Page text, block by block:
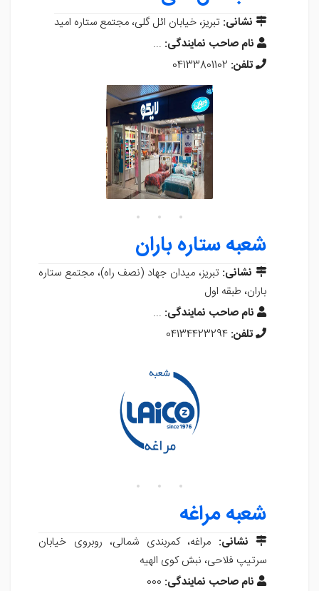
نشانی: تبریز، خیابان ائل گلی، مجتمع ستاره امید
نام صاحب نمایندگی: ...
تلفن: 04133801102
شعبه ستاره باران
نشانی: تبریز، میدان جهاد (نصف راه)، مجتمع ستاره
باران، طبقه اول
نام صاحب نمایندگی: ...
تلفن: 04134423294
شعبه مراغه
نشانی: مراغه، کمربندی شمالی، روبروی خیابان
سرتیپ فلاحی، نبش کوی الهیه
نام صاحب نمایندگی: 000